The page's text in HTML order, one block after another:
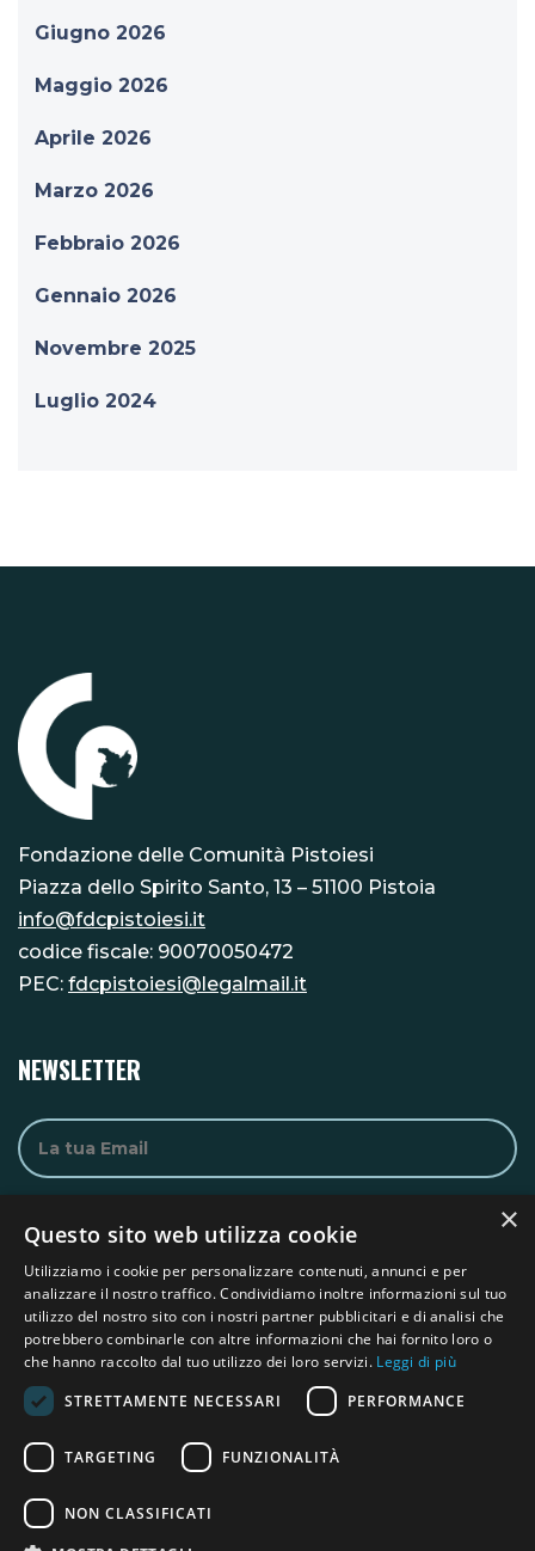
Giugno 2026
Maggio 2026
Aprile 2026
Marzo 2026
Febbraio 2026
Gennaio 2026
Novembre 2025
Luglio 2024
Fondazione delle Comunità Pistoiesi
Piazza dello Spirito Santo, 13 – 51100 Pistoia
info@fdcpistoiesi.it
codice fiscale: 90070050472
PEC: fdcpistoiesi@legalmail.it
NEWSLETTER
MENU & LINKS
Home
Chi siamo
×
Questo sito web utilizza cookie
Utilizziamo i cookie per personalizzare contenuti, annunci e per
analizzare il nostro traffico. Condividiamo inoltre informazioni sul tuo
utilizzo del nostro sito con i nostri partner pubblicitari e di analisi che
potrebbero combinarle con altre informazioni che hai fornito loro o
che hanno raccolto dal tuo utilizzo dei loro servizi. Leggi di più
STRETTAMENTE NECESSARI
PERFORMANCE
TARGETING FUNZIONALITÀ
NON CLASSIFICATI